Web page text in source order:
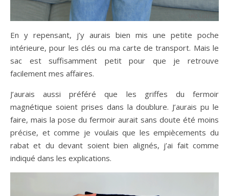
En y repensant, j’y aurais bien mis une petite poche
intérieure, pour les clés ou ma carte de transport. Mais le
sac est suffisamment petit pour que je retrouve
facilement mes affaires.
J’aurais aussi préféré que les griffes du fermoir
magnétique soient prises dans la doublure. J’aurais pu le
faire, mais la pose du fermoir aurait sans doute été moins
précise, et comme je voulais que les empiècements du
rabat et du devant soient bien alignés, j’ai fait comme
indiqué dans les explications.